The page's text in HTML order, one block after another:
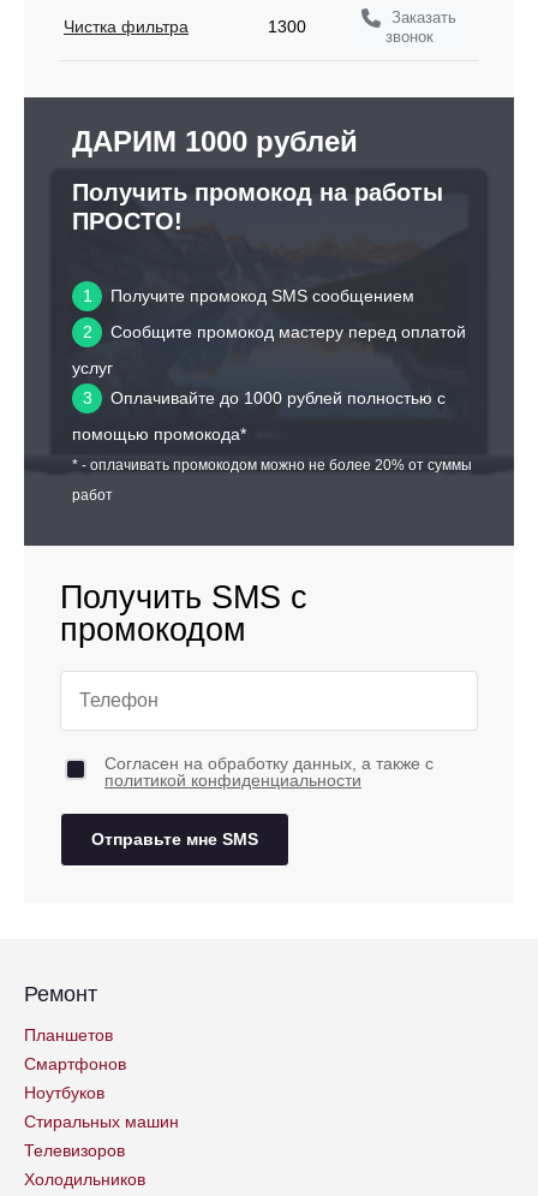
Чистка фильтра 1300
Заказать
звонок
ДАРИМ 1000 рублей
Получить промокод на работы
ПРОСТО!
1
Получите промокод SMS сообщением
2
Сообщите промокод мастеру перед оплатой
услуг
3
Оплачивайте до 1000 рублей полностью с
помощью промокода*
* - оплачивать промокодом можно не более 20% от суммы
работ
Получить SMS с
промокодом
Согласен на обработку данных, а также с
политикой конфиденциальности
Отправьте мне SMS
Ремонт
Планшетов
Смартфонов
Ноутбуков
Стиральных машин
Телевизоров
Холодильников